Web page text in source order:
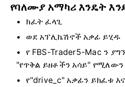
የባለሙያ አማካሪ እንዴት
ክፈት ፈላጊ
ወደ አፕሊኬሽኖች አቃፊ ይሂዱ
የ FBS-Trader5-Mac ን
"የጥቅል ይዘቶችን አሳይ"
የ"drive_c" አቃፊን ይክፈቱ እና